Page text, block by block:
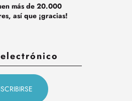
más de 20.000
así que ¡gracias!